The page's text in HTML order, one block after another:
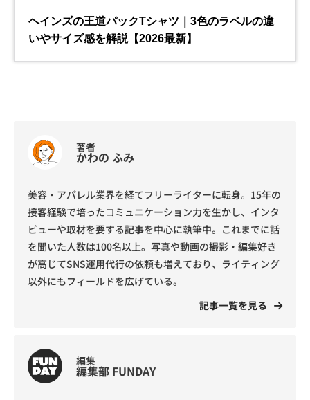
著者
かわの ふみ
美容・アパレル業界を経てフリーライターに転身。15年の
接客経験で培ったコミュニケーション力を生かし、インタ
ビューや取材を要する記事を中心に執筆中。これまでに話
を聞いた人数は100名以上。写真や動画の撮影・編集好き
が高じてSNS運用代行の依頼も増えており、ライティング
以外にもフィールドを広げている。
記事一覧を見る
編集
編集部 FUNDAY